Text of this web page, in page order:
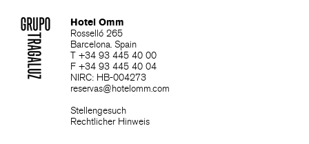
Hotel Omm
Rosselló 265
Barcelona. Spain
T +34 93 445 40 00
F +34 93 445 40 04
NIRC: HB-004273
reservas@hotelomm.com
Stellengesuch
Rechtlicher Hinweis